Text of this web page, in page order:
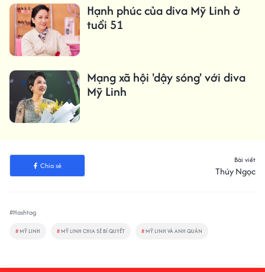
Hạnh phúc của diva Mỹ Linh ở
tuổi 51
Mạng xã hội 'dậy sóng' với diva
Mỹ Linh
Chia sẻ
Bài viết
Thúy Ngọc
#Hashtag
# MỸ LINH # MỸ LINH CHIA SẺ BÍ QUYẾT # MỸ LINH VÀ ANH QUÂN